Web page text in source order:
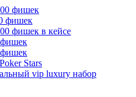
фишек
фишек
фишек в кейсе
Stars
vip luxury набор